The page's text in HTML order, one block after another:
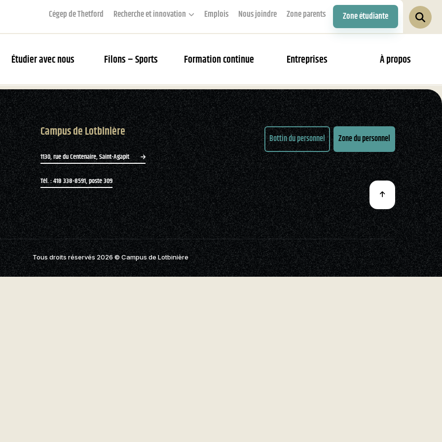
Cégep de Thetford Recherche et innovation Emplois Nous joindre Zone parents Zone étudiante
Étudier avec nous Filons – Sports Formation continue Entreprises À propos
des Filons
des matchs et webdiffusion
Filons
questions
Campus de Lotbinière
1130, rue du Centenaire, Saint-Agapit
Tél. : 418 338-8591, poste 309
Bottin du personnel Zone du personnel
Tous droits réservés 2026© Campus de Lotbinière